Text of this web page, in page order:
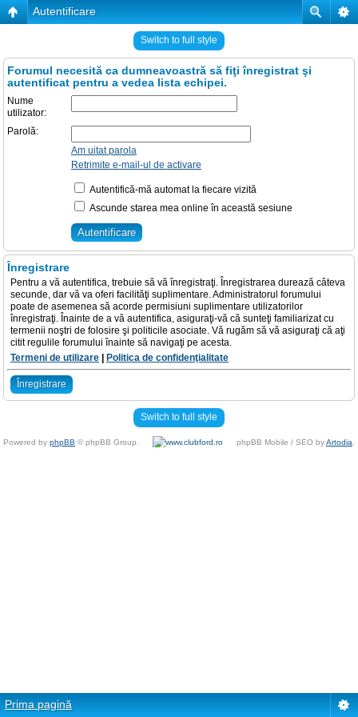
Autentificare
Switch to full style
Forumul necesită ca dumneavoastră să fiţi înregistrat şi
autentificat pentru a vedea lista echipei.
Nume
utilizator:
Parolă:
Am uitat parola
Retrimite e-mail-ul de activare
Autentifică-mă automat la fiecare vizită
Ascunde starea mea online în această sesiune
Înregistrare
Pentru a vă autentifica, trebuie să vă înregistraţi. Înregistrarea durează câteva
secunde, dar vă va oferi facilităţi suplimentare. Administratorul forumului
poate de asemenea să acorde permisiuni suplimentare utilizatorilor
înregistraţi. Înainte de a vă autentifica, asiguraţi-vă că sunteţi familiarizat cu
termenii noştri de folosire şi politicile asociate. Vă rugăm să vă asiguraţi că aţi
citit regulile forumului înainte să navigaţi pe acesta.
Termeni de utilizare
Politica de confidenţialitate
Înregistrare
Switch to full style
Powered by phpBB © phpBB Group. phpBB Mobile / SEO byArtodia
Prima pagină